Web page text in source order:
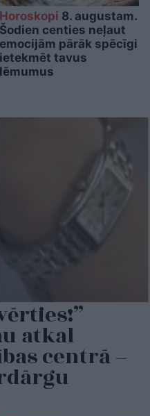
Horoskopi 8. augustam.
Šodien centies neļaut
emocijām pārāk spēcīgi
ietekmēt tavus
lēmumus
atkal
centrā –